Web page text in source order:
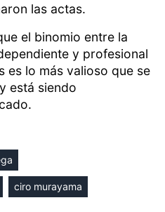
las actas.
el binomio entre la
y profesional
es lo más valioso que se
está siendo
ciro murayama